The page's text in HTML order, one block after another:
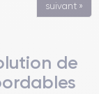
suivant »
de